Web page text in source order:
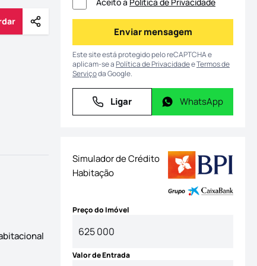
Partilhar
Enviar mensagem
Enviar mensagem
Este site está protegido pelo reCAPTCHA e
aplicam-se aPolítica de PrivacidadeeTermos de
Serviçoda Google.
Ligar
Ligar WhatsApp
WhatsApp
Simulador de Crédito
Habitação
Preço do Imóvel
Valor de Entrada